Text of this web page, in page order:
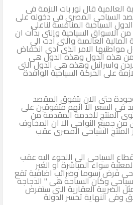
العالمية قال نور بات الازمة فى
السياحى المصرى فى دخوله على
السياحية المنافسة لناعلى
من الاسواق السياحية والتى بدأت ان
العالمية والتى أدت الى
الامر الذى أدى انخفاض
من هذه الدول وهذه الدول هى
واسرائيل وهذه هى الدول التى
على الحركة السياحية الوافدة
حتى الان يتفوق المقصد
السعر الا انهم متفوقين على
المنتج للخدمة المقدمة من
جميع النواحى الا ان المخاوف
السياحى المصرى عقب
السياحى الى اللجوء اليه عقب
سواء المباشرة أو الغير
فرض رسوما وضرائب اضافية تقع
وكان السياحة هى " الدجاجة
الضريبة العقارية التى ستفرض
وفى النهاية تخسر الدولة